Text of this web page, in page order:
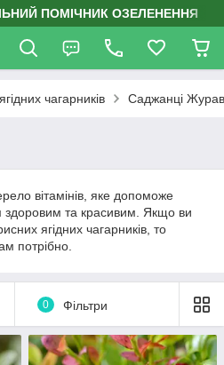
ПОМІЧНИК ОЗЕЛЕНЕННЯ
чагарників Саджанці
вітамінів, яке допоможе
здоровим та красивим. Якщо ви
ягідних чагарників, то
потрібно.
0 Фільтри